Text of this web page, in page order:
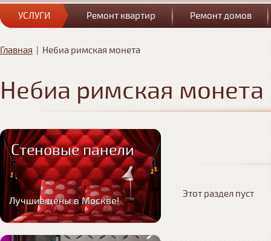
УСЛУГИ Ремонт квартир Ремонт домов
Главная | Небиа римская монета
Небиа римская монета
Этот раздел пуст
Стеновые панели
Лучшие цены в Москве!